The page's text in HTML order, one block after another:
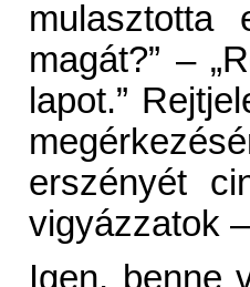
mulasztotta
magát?” –
lapot.”
erszényét
vigyázzatok
Igen, benne